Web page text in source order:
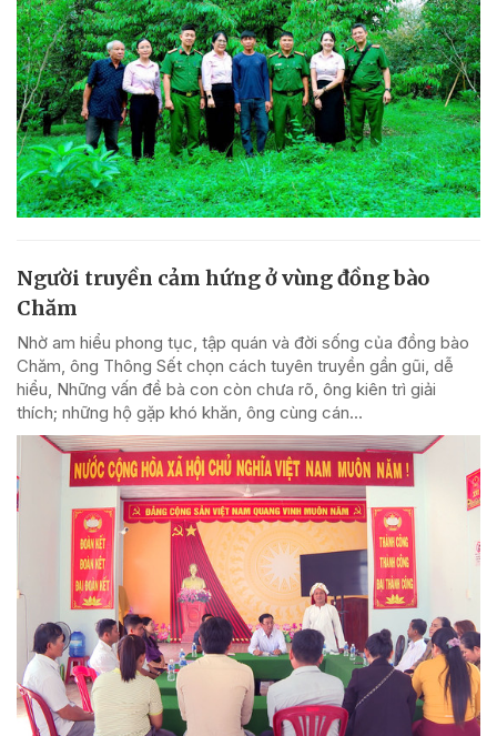
Người truyền cảm hứng ở vùng đồng bào
Chăm
Nhờ am hiểu phong tục, tập quán và đời sống của đồng bào
Chăm, ông Thông Sết chọn cách tuyên truyền gần gũi, dễ
hiểu, Những vấn đề bà con còn chưa rõ, ông kiên trì giải
thích; những hộ gặp khó khăn, ông cùng cán...